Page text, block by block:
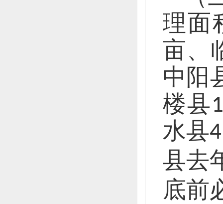
理面
亩、
中阳
楼县
水县
县去
底前